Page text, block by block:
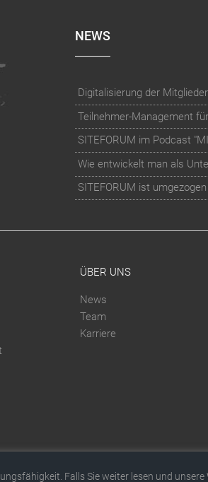
NEWS
SITEFORUM im Podcast
Wie entwickelt man als
SITEFORUM ist umgezogen
ÜBER UNS
News
Team
Karriere
Falls Sie weiter lesen und